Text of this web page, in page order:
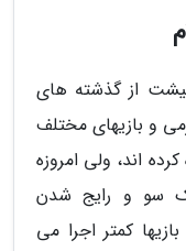
از گذشته های
و بازیهای مختلف
اند، ولی امروزه
سو و رایج شدن
کمتر اجرا می